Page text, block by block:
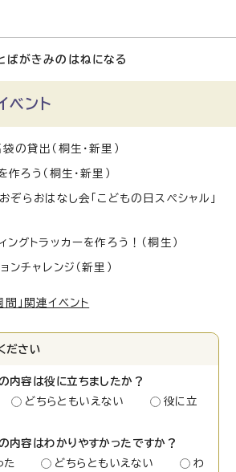
ばがきみのはねになる
ベント
の貸出（桐生・新里）
ろう（桐生・新里）
ぞらおはなし会「こどもの日スペシャル」
ングトラッカーを作ろう！（桐生）
ンチャレンジ（新里）
」関連イベント
ださい
内容は役に立ちましたか？
どちらともいえない
役に立
内容はわかりやすかったですか？
た
どちらともいえない
わ